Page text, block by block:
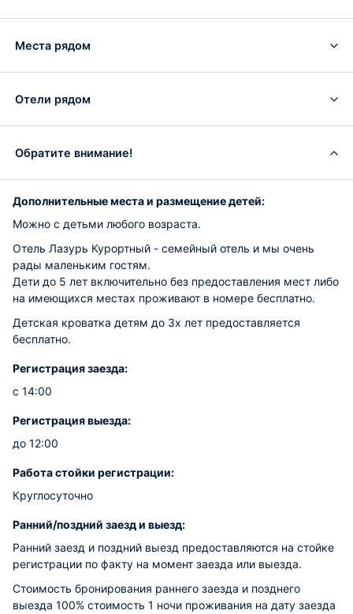
Места рядом
Отели рядом
Обратите внимание!
Дополнительные места и размещение детей:
Можно с детьми любого возраста.
Отель Лазурь Курортный - семейный отель и мы очень
рады маленьким гостям.
Дети до 5 лет включительно без предоставления мест либо
на имеющихся местах проживают в номере бесплатно.
Детская кроватка детям до 3х лет предоставляется
бесплатно.
Регистрация заезда:
с 14:00
Регистрация выезда:
до 12:00
Работа стойки регистрации:
Круглосуточно
Ранний/поздний заезд и выезд:
Ранний заезд и поздний выезд предоставляются на стойке
регистрации по факту на момент заезда или выезда.
Стоимость бронирования раннего заезда и позднего
выезда 100% стоимость 1 ночи проживания на дату заезда